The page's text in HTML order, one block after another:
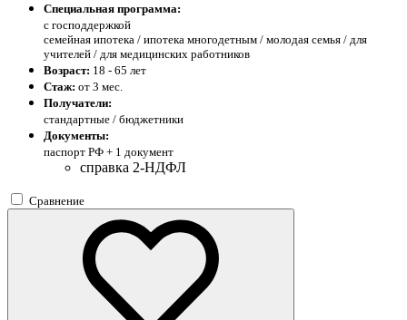
Специальная программа:
с господдержкой
семейная ипотека / ипотека многодетным / молодая семья / для
учителей / для медицинских работников
Возраст: 18 - 65 лет
Стаж: от 3 мес.
Получатели:
стандартные / бюджетники
Документы:
паспорт РФ + 1 документ
справка 2-НДФЛ
Сравнение